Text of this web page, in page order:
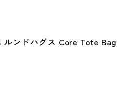
ルンドハグス Core Tote Bag